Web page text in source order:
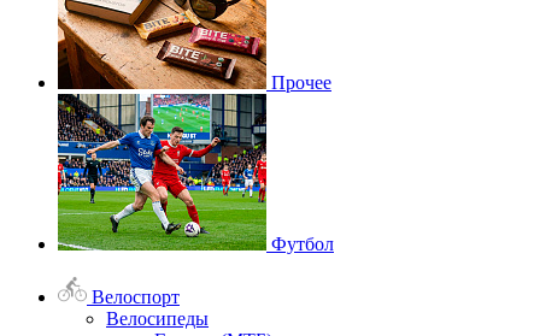
Прочее
Футбол
Велоспорт
Велосипеды